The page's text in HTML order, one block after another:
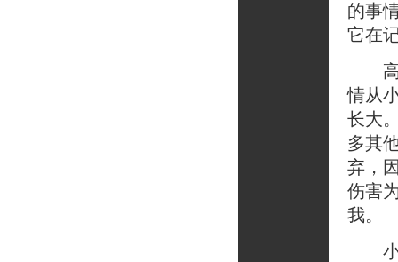
的事
它在
高
情从
长大
多其
弃，
伤害
我。
小